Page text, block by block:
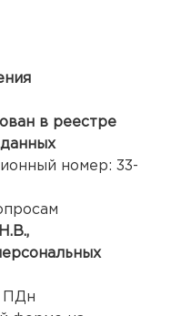
в реестре
номер: 33-
ПДн